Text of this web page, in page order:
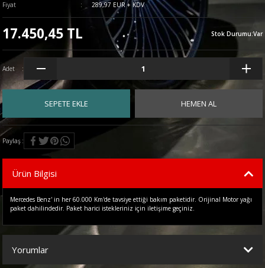
Fiyat
289,97 EUR + KDV
17.450,45 TL Stok Durumu:Var
Adet
SEPETE EKLE HEMEN AL
Paylaş
Ürün Bilgisi
Mercedes Benz' in her 60.000 Km'de tavsiye ettiği bakım paketidir. Orijinal Motor yağı
paket dahilindedir. Paket harici istekleriniz için iletişime geçiniz.
Yorumlar